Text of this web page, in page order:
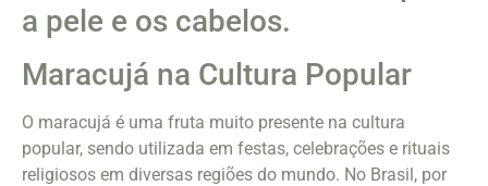
a pele e os cabelos.
Maracujá na Cultura Popular
O maracujá é uma fruta muito presente na cultura
popular, sendo utilizada em festas, celebrações e rituais
religiosos em diversas regiões do mundo. No Brasil, por